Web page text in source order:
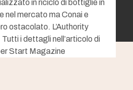
in riciclo di bottiglie in
nel mercato ma Conai e
ostacolato. L’Authority
i dettagli nell’articolo di
Start Magazine